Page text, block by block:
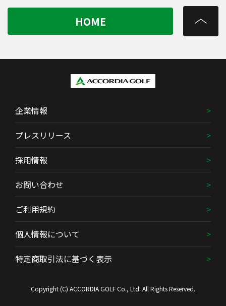
HOME
企業情報
プレスリリース
採用情報
お問い合わせ
ご利用規約
個人情報について
特定商取引法に基づく表示
Copyright (C) ACCORDIA GOLF Co., Ltd. All Rights Reserved.